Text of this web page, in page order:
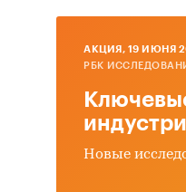
AКЦИЯ, 19 ИЮНЯ
РБК
Новые